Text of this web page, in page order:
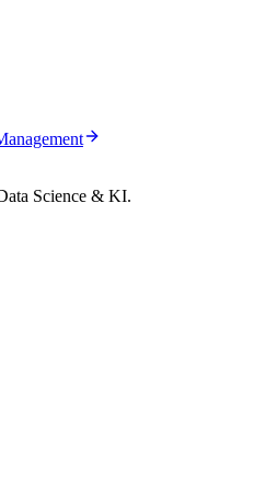
Science & KI.